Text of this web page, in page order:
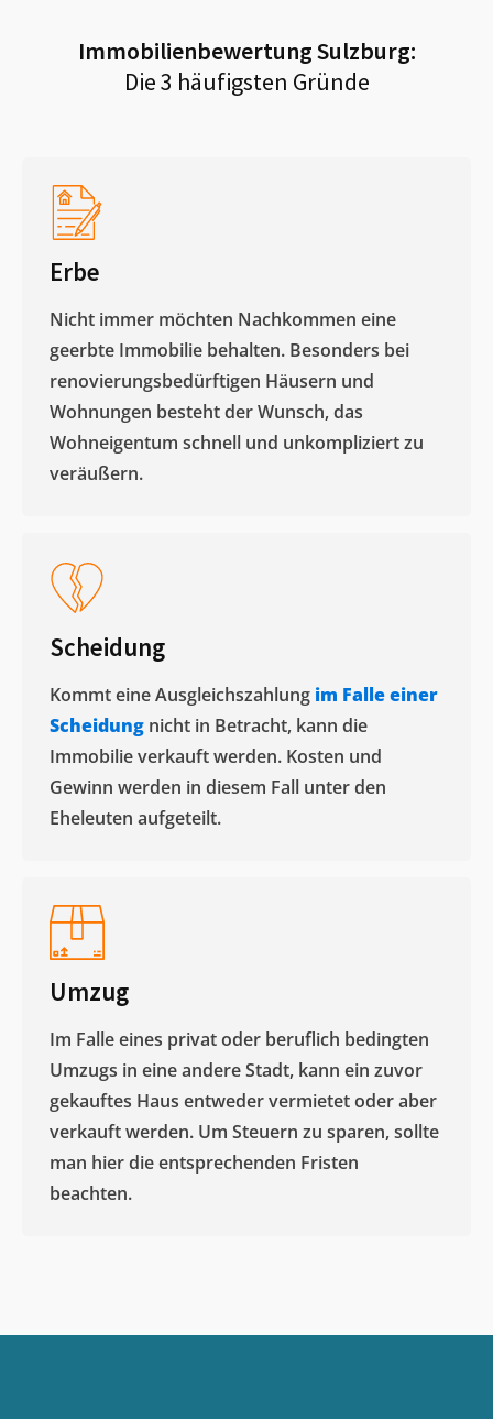
ImmobilienbewertungSulzburg:
Die 3 häufigsten Gründe
Erbe
Nicht immer möchten Nachkommen eine
geerbte Immobilie behalten. Besonders bei
renovierungsbedürftigen Häusern und
Wohnungen besteht der Wunsch, das
Wohneigentum schnell und unkompliziert zu
veräußern. ​
Scheidung
Kommt eine Ausgleichszahlung im Falle einer
Scheidung nicht in Betracht, kann die
Immobilie verkauft werden. Kosten und
Gewinn werden in diesem Fall unter den
Eheleuten aufgeteilt.​
Umzug
Im Falle eines privat oder beruflich bedingten
Umzugs in eine andere Stadt, kann ein zuvor
gekauftes Haus entweder vermietet oder aber
verkauft werden. Um Steuern zu sparen, sollte
man hier die entsprechenden Fristen
beachten.